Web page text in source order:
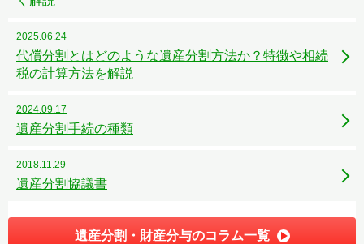
2025.06.24
代償分割とはどのような遺産分割方法か？特徴や相続
税の計算方法を解説
2024.09.17
遺産分割手続の種類
2018.11.29
遺産分割協議書
遺産分割・財産分与のコラム一覧